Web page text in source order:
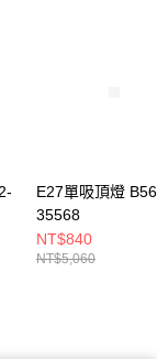
E27單吸頂燈
35568
NT$840
NT$5,060